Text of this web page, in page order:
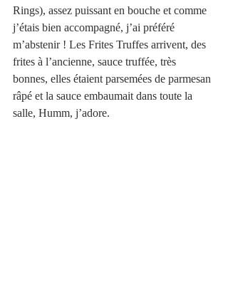
Rings), assez puissant en bouche et comme
j’étais bien accompagné, j’ai préféré
m’abstenir ! Les Frites Truffes arrivent, des
frites à l’ancienne, sauce truffée, très
bonnes, elles étaient parsemées de parmesan
râpé et la sauce embaumait dans toute la
salle, Humm, j’adore.